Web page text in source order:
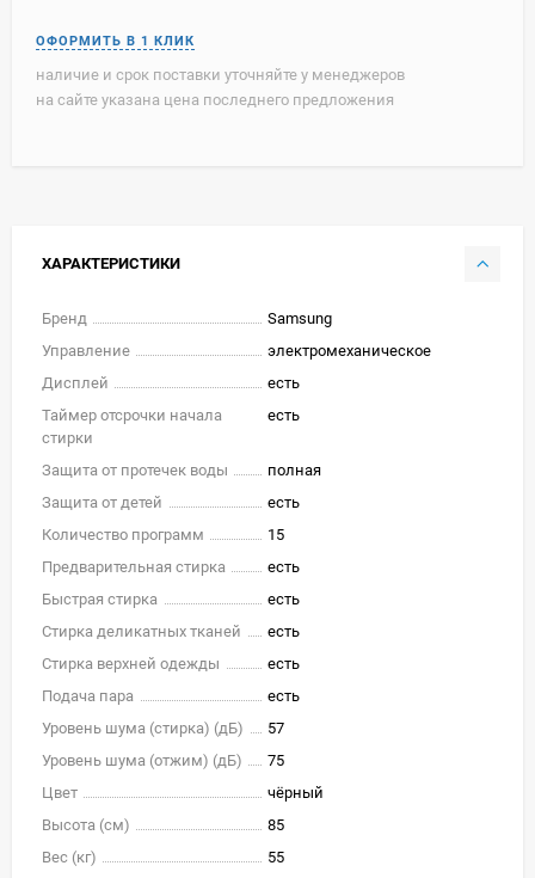
наличие и срок поставки уточняйте у менеджеров
на сайте указана цена последнего предложения
ХАРАКТЕРИСТИКИ
Бренд
Samsung
Управление
электромеханическое
Дисплей
есть
Таймер отсрочки начала
стирки
есть
Защита от протечек воды
полная
Защита от детей
есть
Количество программ
15
Предварительная стирка
есть
Быстрая стирка
есть
Стирка деликатных тканей
есть
Стирка верхней одежды
есть
Подача пара
есть
Уровень шума (стирка) (дБ)
57
Уровень шума (отжим) (дБ)
75
Цвет
чёрный
Высота (см)
85
Вес (кг)
55